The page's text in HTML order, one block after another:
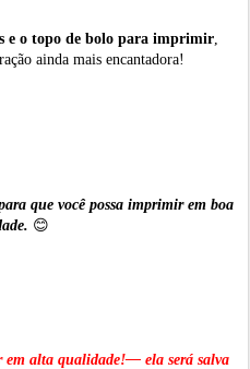
e o topo de bolo para imprimir,
ainda mais encantadora!
que você possa imprimir em boa
😊
em alta qualidade!— ela será salva